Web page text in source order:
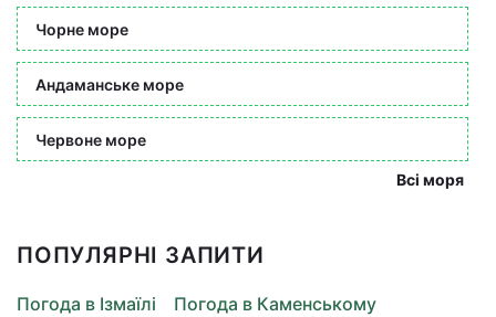
Чорне море
Андаманське море
Червоне море
Всі моря
ПОПУЛЯРНІ ЗАПИТИ
Погода в Ізмаїлі
Погода в Каменському